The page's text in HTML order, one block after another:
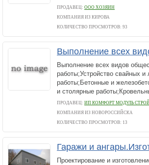
ПРОДАВЕЦ: ООО ХОЗЯИН
КОМПАНИЯ ИЗ КИРОВА
КОЛИЧЕСТВО ПРОСМОТРОВ: 93
Выполнение всех
Выполнение всех видов
работы;Устройство свайных
работы;Бетонные и
и столярные
ПРОДАВЕЦ: ИП КОМФОРТ МОДУЛЬ СТРОЙ
КОМПАНИЯ ИЗ НОВОРОССИЙСКА
КОЛИЧЕСТВО ПРОСМОТРОВ: 13
Гаражи и
Проектирование и